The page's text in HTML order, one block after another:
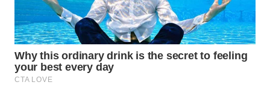
WN
PURWAKARTA
WN
PRIANGAN
TIMUR